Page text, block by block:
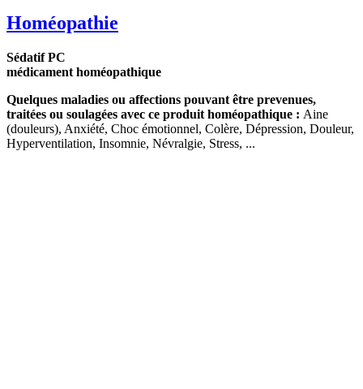
Homéopathie
Sédatif PC
médicament homéopathique
Quelques maladies ou affections pouvant être prevenues,
traitées ou soulagées avec ce produit homéopathique : Aine
(douleurs), Anxiété, Choc émotionnel, Colère, Dépression, Douleur,
Hyperventilation, Insomnie, Névralgie, Stress, ...